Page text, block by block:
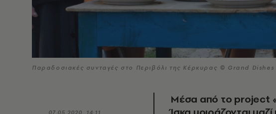
Παραδοσιακές συνταγές στο Περιβόλι της Κέρκυρας © Grand Dishes
Μέσα από το project